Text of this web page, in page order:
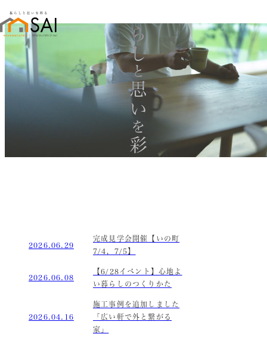
暮らし
と
思い
を
彩る
2026.06.29
完成見学会開催【いの町
7/4，7/5】
2026.06.08
【6/28イベント】心地よ
い暮らしのつくりかた
2026.04.16
施工事例を追加しました
「広い軒で外と繋がる
家」